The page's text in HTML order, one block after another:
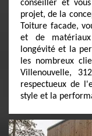
conseiller et
projet, de la
Toiture facade,
et de
longévité et la
les nombreux
Villenouvelle,
respectueux de
style et la